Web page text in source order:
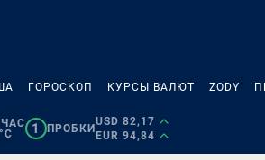
ГОРОСКОП КУРСЫ ВАЛЮТ ZODY
1 ПРОБКИ
USD 82,17
EUR 94,84